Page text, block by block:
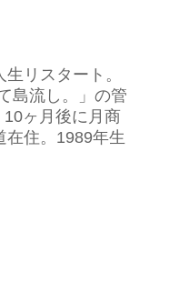
リスタート。
島流し。」の管
ヶ月後に月商
在住。1989年生